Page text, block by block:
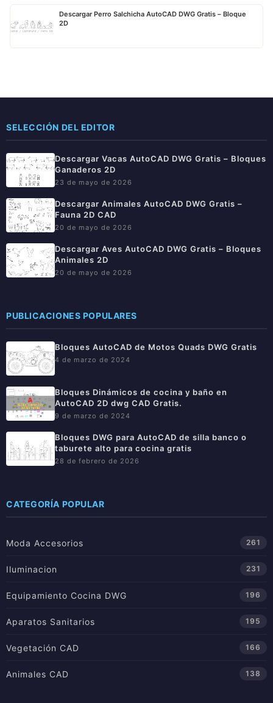
Descargar Perro Salchicha AutoCAD DWG Gratis – Bloque
2D
SELECCIÓN DEL EDITOR
Descargar Vacas AutoCAD DWG Gratis – Bloques
Ganaderos 2D
23 de mayo de 2026
Descargar Animales AutoCAD DWG Gratis –
Fauna 2D CAD
20 de mayo de 2026
Descargar Aves AutoCAD DWG Gratis – Bloques
Animales 2D
20 de mayo de 2026
PUBLICACIONES POPULARES
Bloques AutoCAD de Motos Quads DWG Gratis
4 de marzo de 2024
Bloques Dinámicos de cocina y baño en
AutoCAD 2D dwg CAD Gratis.
9 de marzo de 2024
Bloques DWG para AutoCAD de silla banco o
taburete alto para cocina gratis
28 de febrero de 2026
CATEGORÍA POPULAR
Moda Accesorios 261
Iluminacion 231
Equipamiento Cocina DWG 196
Aparatos Sanitarios 195
Vegetación CAD 166
Animales CAD 138